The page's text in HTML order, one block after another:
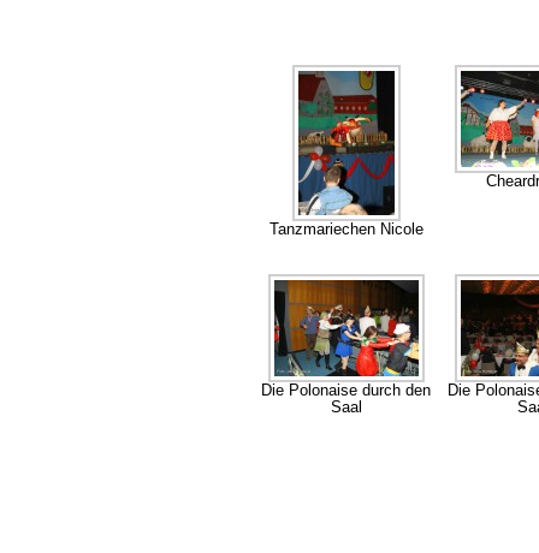
Tanzmariechen Nicole
Die Polonaise durch den
Saal
Die